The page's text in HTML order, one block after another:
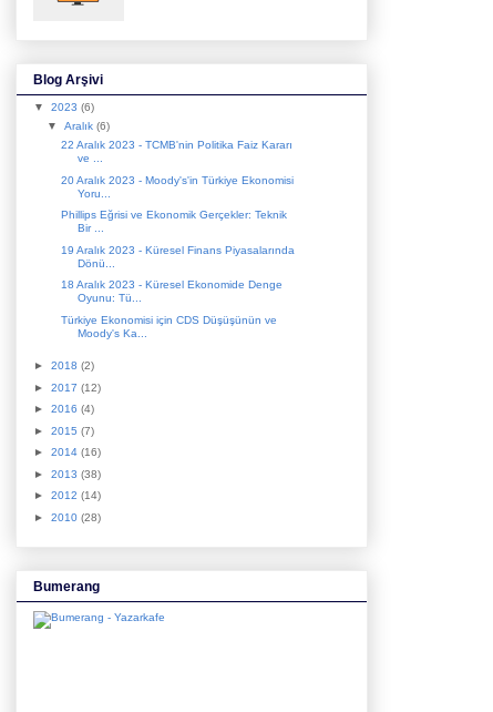
Blog Arşivi
▼ 2023 (6)
▼ Aralık (6)
22 Aralık 2023 - TCMB'nin Politika Faiz Kararı
ve ...
20 Aralık 2023 - Moody's'in Türkiye Ekonomisi
Yoru...
Phillips Eğrisi ve Ekonomik Gerçekler: Teknik
Bir ...
19 Aralık 2023 - Küresel Finans Piyasalarında
Dönü...
18 Aralık 2023 - Küresel Ekonomide Denge
Oyunu: Tü...
Türkiye Ekonomisi için CDS Düşüşünün ve
Moody's Ka...
► 2018 (2)
► 2017 (12)
► 2016 (4)
► 2015 (7)
► 2014 (16)
► 2013 (38)
► 2012 (14)
► 2010 (28)
Bumerang